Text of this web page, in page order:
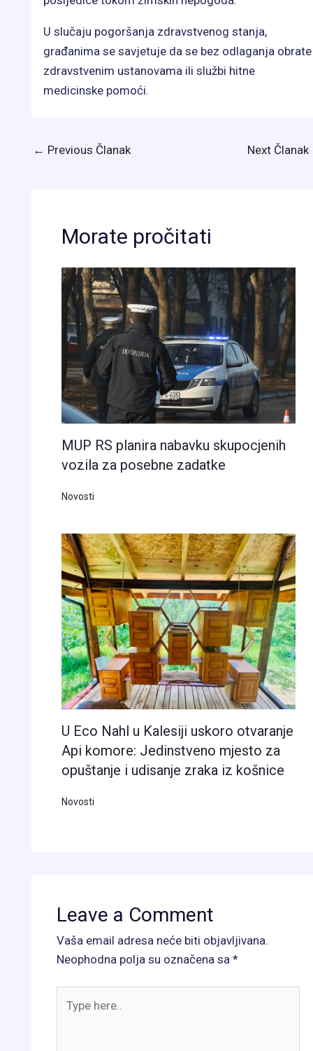
U slučaju pogoršanja zdravstvenog stanja,
građanima se savjetuje da se bez odlaganja obrate
zdravstvenim ustanovama ili službi hitne
medicinske pomoći.
← Previous Članak Next Članak
Morate pročitati
MUP RS planira nabavku skupocjenih
vozila za posebne zadatke
Novosti
U Eco Nahl u Kalesiji uskoro otvaranje
Api komore: Jedinstveno mjesto za
opuštanje i udisanje zraka iz košnice
Novosti
Leave a Comment
Vaša email adresa neće biti objavljivana.
Neophodna polja su označena sa*
here..